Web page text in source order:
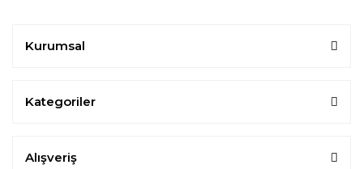
Kurumsal
Kategoriler
Alışveriş